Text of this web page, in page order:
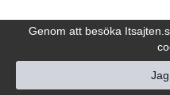
Genom att besöka